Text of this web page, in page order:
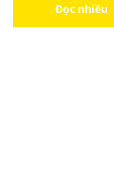
Đọc nhiều